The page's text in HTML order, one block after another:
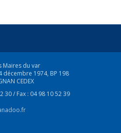
au mieux les réfugiés
Maires du var
décembre 1974, BP 198
CEDEX
30 / Fax : 04 98 10 52 39